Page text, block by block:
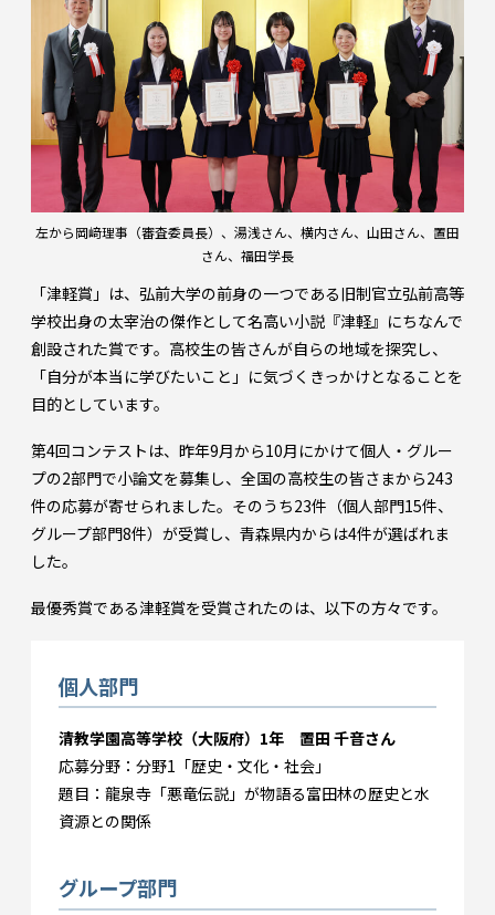
左から岡﨑理事（審査委員長）、湯浅さん、横内さん、山田さん、置田
さん、福田学長
「津軽賞」は、弘前大学の前身の一つである旧制官立弘前高等
学校出身の太宰治の傑作として名高い小説『津軽』にちなんで
創設された賞です。高校生の皆さんが自らの地域を探究し、
「自分が本当に学びたいこと」に気づくきっかけとなることを
目的としています。
第4回コンテストは、昨年9月から10月にかけて個人・グルー
プの2部門で小論文を募集し、全国の高校生の皆さまから243
件の応募が寄せられました。そのうち23件（個人部門15件、
グループ部門8件）が受賞し、青森県内からは4件が選ばれま
した。
最優秀賞である津軽賞を受賞されたのは、以下の方々です。
個人部門
清教学園高等学校（大阪府）1年 置田 千音さん
応募分野：分野1「歴史・文化・社会」
題目：龍泉寺「悪竜伝説」が物語る富田林の歴史と水
資源との関係
グループ部門